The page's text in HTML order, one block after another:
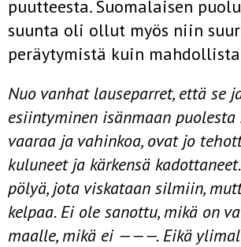
puutteesta. Suomalaisen
suunta oli ollut myös niin
peräytymistä kuin
Nuo vanhat lauseparret, että se
esiintyminen isänmaan
vaaraa ja vahinkoa, ovat jo
kuluneet ja kär­kensä
pölyä, jota viskataan silmiin,
kelpaa. Ei ole sanottu, mikä on
maalle, mikä ei ———. Eikä